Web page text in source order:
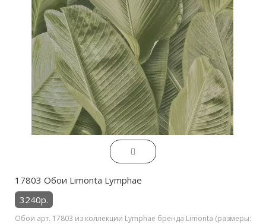
17803 Обои Limonta Lymphae
3240р.
Обои арт. 17803 из коллекции Lymphae бренда Limonta (размеры: